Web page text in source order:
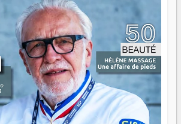
montrer où sont les récifs. Les jeunes
ont l'expérience, comme on dit. Ce
de générations — c'est une question
vos réussites, mais aussi vos échecs.
d'ailleurs — ils enseignent mieux que
À Madagascar, la barque avance.
que tout le monde rame dans le